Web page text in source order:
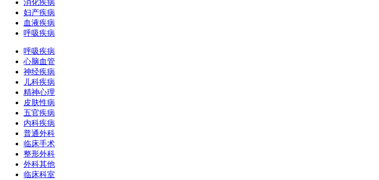
消化疾病
妇产疾病
血液疾病
呼吸疾病
呼吸疾病
心脑血管
神经疾病
儿科疾病
精神心理
皮肤性病
五官疾病
内科疾病
普通外科
临床手术
整形外科
外科其他
临床科室